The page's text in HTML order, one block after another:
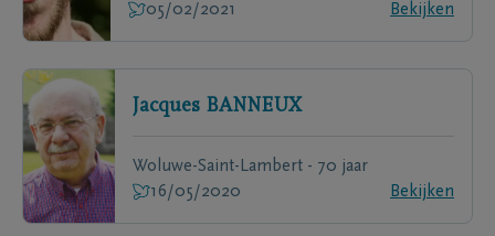
05/02/2021
Bekijken
Jacques BANNEUX
Woluwe-Saint-Lambert - 70 jaar
16/05/2020
Bekijken